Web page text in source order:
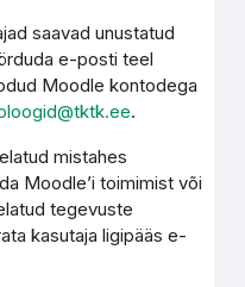
saavad unustatud
e-posti teel
Moodle kontodega
.
mistahes
Moodle’i toimimist või
tegevuste
kasutaja ligipääs e-